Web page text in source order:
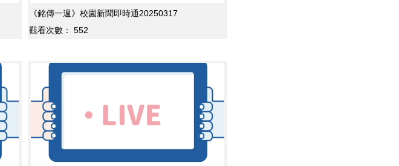
《銘傳一週》校園新聞即時通20250317
觀看次數：
552